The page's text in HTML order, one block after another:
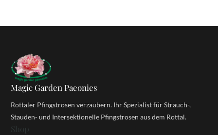
Magic Garden Paeonies
Rottaler Pfingstrosen verzaubern. Ihr Spezialist für Strauch-,
Stauden- und Intersektionelle Pfingstrosen aus dem Rottal.
Shop